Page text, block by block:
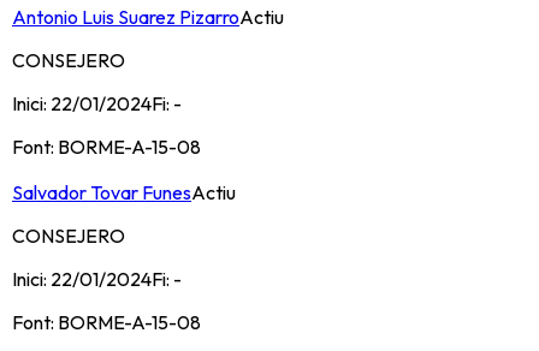
Antonio Luis Suarez PizarroActiu
CONSEJERO
Inici: 22/01/2024Fi: -
Font: BORME-A-15-08
Salvador Tovar FunesActiu
CONSEJERO
Inici: 22/01/2024Fi: -
Font: BORME-A-15-08